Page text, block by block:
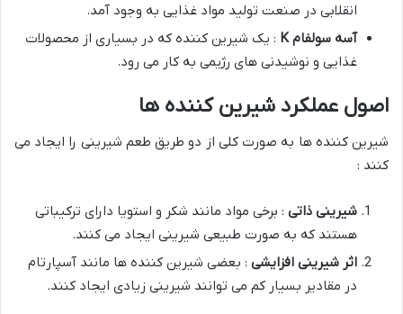
انقلابی در صنعت تولید مواد غذایی به وجود آمد.
آسه سولفامK
: یک شیرین کننده که در بسیاری از محصولات
غذایی و نوشیدنی های رژیمی به کار می رود.
اصول عملکرد شیرین کننده ها
شیرین کننده ها به صورت کلی از دو طریق طعم شیرینی را ایجاد می
کنند :
شیرینی ذاتی : برخی مواد مانند شکر و استویا دارای ترکیباتی
هستند که به صورت طبیعی شیرینی ایجاد می کنند.
اثر شیرینی افزایشی : بعضی شیرین کننده ها مانند آسپارتام
در مقادیر بسیار کم می توانند شیرینی زیادی ایجاد کنند.